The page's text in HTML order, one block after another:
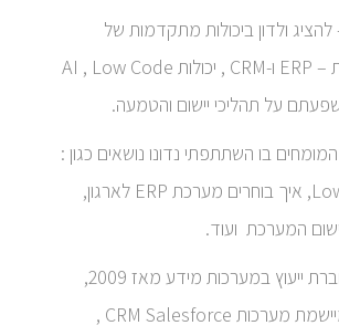
ולדון ביכולות מתקדמות של
מערכות ארגוניות – ERP ו-CRM , יכולות AI , Low Code
בו השתתפתי נדונו נושאים כגון :
יתרונות Low Code, איך בוחרים מערכת ERP לארגון,
המערכת ועוד.
BDA פועלת כחברת ייעוץ במערכות מידע מאז 2009,
ומזה 12 שנה מיישמת מערכות CRM Salesforce ,